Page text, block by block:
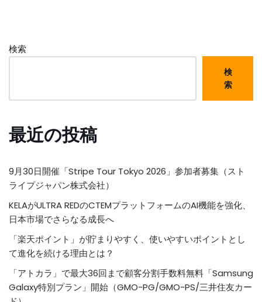
検索
検
索
最近の投稿
9月30日開催「Stripe Tour Tokyo 2026」参加者募集（スト
ライプジャパン株式会社）
KELAがULTRA REDのCTEMプラットフォームのAI機能を強化、
日本市場でさらなる成長へ
「楽天ポイント」が貯まりやすく、使いやすいポイントとし
て進化を続ける理由とは？
「アトカラ」で最大36回まで顧客分割手数料無料「Samsung
Galaxy特別プラン」開始（GMO-PG/GMO-PS/三井住友カー